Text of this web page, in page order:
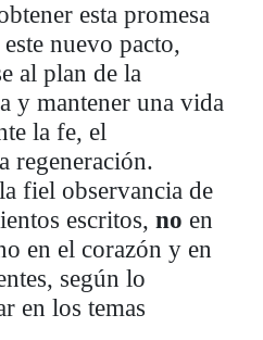
esta promesa
nuevo pacto,
al plan de la
y mantener una vida
la fe, el
regeneración.
fiel observancia de
escritos,no en
en el corazón y en
según lo
en los temas